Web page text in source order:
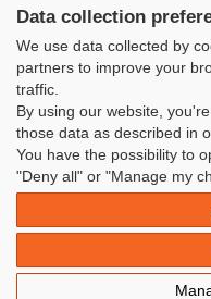
LES SITES DE
Guide Asso
Communication Asso
Inscriptions évènements
© 2020 UFOLEP . All
Data collection
We use data collected by
partners to improve your
traffic.
By using our website,
those data as described in
You have the possibility to
"Deny all" or "Manage my